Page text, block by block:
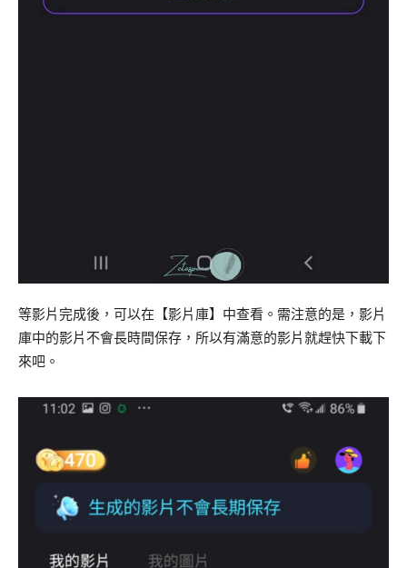
等影片完成後，可以在【影片庫】中查看。需注意的是，影片
庫中的影片不會長時間保存，所以有滿意的影片就趕快下載下
來吧。